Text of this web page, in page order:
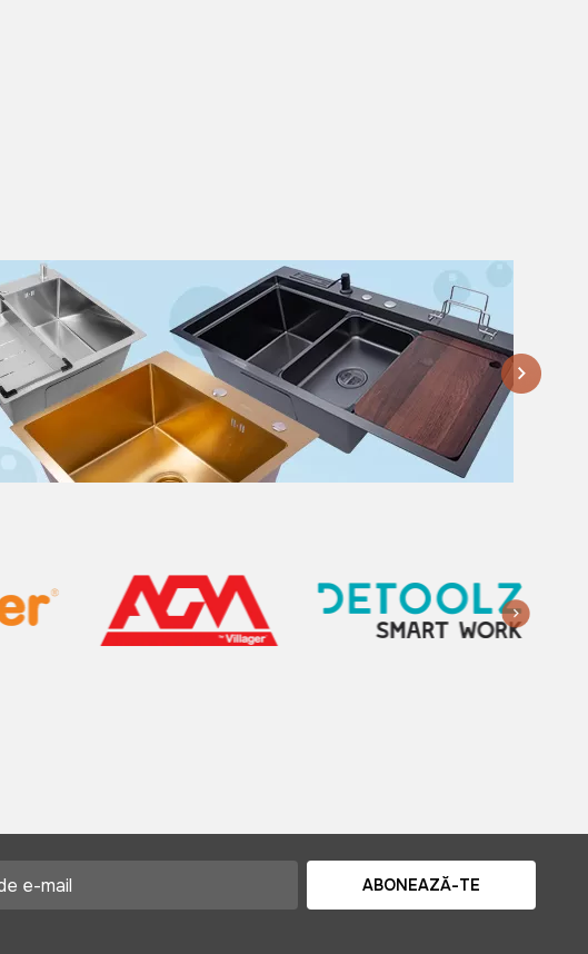
ABONEAZĂ-TE